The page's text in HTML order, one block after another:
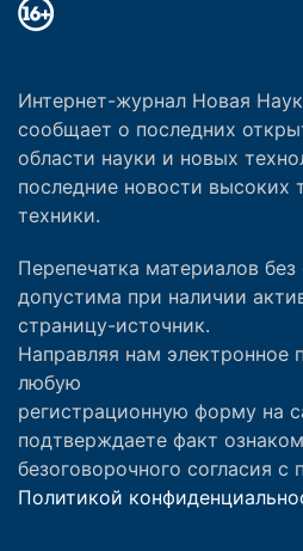
Интернет-журнал Новая
сообщает о последних
области науки и новых
последние новости высоких
техники.
Перепечатка материалов без
допустима при наличии
страницу-источник.
Направляя нам электронное
любую
регистрационную форму на
подтверждаете факт
безоговорочного согласия с
Политикой